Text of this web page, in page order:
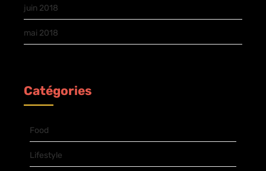
juin 2018
mai 2018
Catégories
Food
Lifestyle